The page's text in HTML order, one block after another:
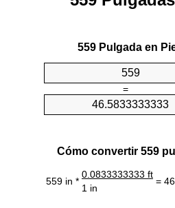
559 Pulgada en
=
Cómo convertir 559
559 in *
0.0833333333 ft
=
1 in